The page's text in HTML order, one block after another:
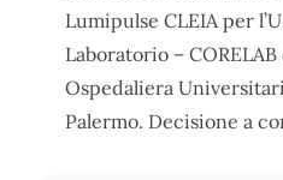
Lumipulse CLEIA per
Laboratorio – CORELAB
Ospedaliera
Palermo. Decisione a